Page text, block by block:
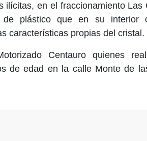
ilícitas, en el fraccionamiento Las
plástico que en su interior
características propias del cristal.
Centauro quienes
de edad en la calle Monte de